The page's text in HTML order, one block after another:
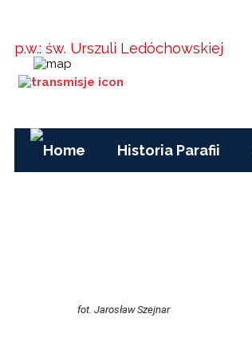
p.w.: św. Urszuli Ledóchowskiej
Historia Parafii
fot. Jarosław Szejnar